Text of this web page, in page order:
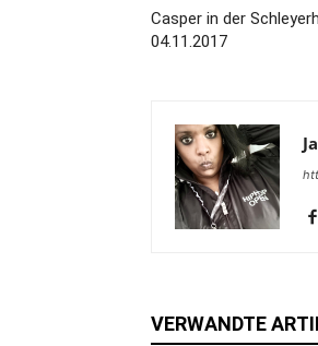
Casper in der
04.11.2017
VERWANDTE